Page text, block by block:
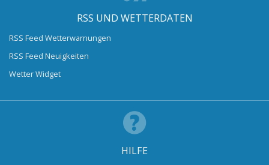
RSS UND WETTERDATEN
RSS Feed Wetterwarnungen
RSS Feed Neuigkeiten
Wetter Widget
HILFE